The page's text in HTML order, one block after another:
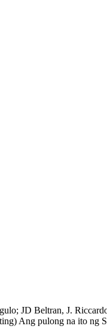
JD Beltran, J.
Ang pulong na ito ng